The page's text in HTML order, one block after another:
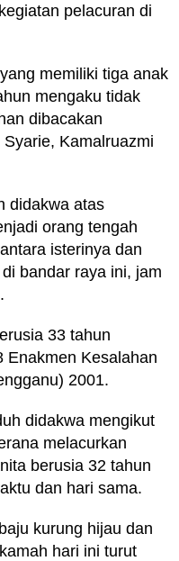
pelacuran di
memiliki tiga anak
mengaku tidak
dibacakan
Kamalruazmi
didakwa atas
orang tengah
isterinya dan
bandar raya ini, jam
33 tahun
Enakmen Kesalahan
2001.
didakwa mengikut
melacurkan
berusia 32 tahun
dan hari sama.
kurung hijau dan
hari ini turut